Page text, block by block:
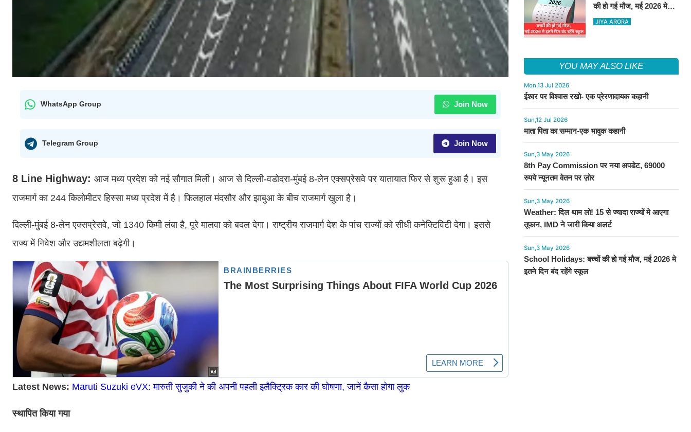
WhatsApp Group Join Now
Telegram Group Join Now
8 Line Highway: आज मध्य प्रदेश को नई सौगात मिली। आज से दिल्ली-वडोदरा-मुंबई 8-लेन एक्सप्रेसवे पर यातायात फिर से शुरू हुआ है। इस
राजमार्ग का 244 किलोमीटर हिस्सा मध्य प्रदेश में है। फिलहाल मंदसौर और झाबुआ के बीच राजमार्ग खुला है।
दिल्ली-मुंबई 8-लेन एक्सप्रेसवे, जो 1340 किमी लंबा है, पूरे मालवा को बदल देगा। राष्ट्रीय राजमार्ग देश के पांच राज्यों को सीधी कनेक्टिविटी देगा। इससे
राज्य में निवेश और उद्यमशीलता बढ़ेगी।
Latest News: Maruti Suzuki eVX: मारुती सुजुकी ने की अपनी पहली इलैक्ट्रिक कार की घोषणा, जानें कैसा होगा लुक
स्थापित किया गया
की हो गई मौज, मई 2026 मे
इतने दिन बंद रहेंगे स्कूल
JIYA ARORA
YOU MAY ALSO LIKE
Mon,13 Jul 2026
ईश्वर पर विश्वास रखो- एक प्रेरणादायक कहानी
Sun,12 Jul 2026
माता पिता का सम्मान-एक भावुक कहानी
Sun,3 May 2026
8th Pay Commission पर नया अपडेट, 69000
रुपये न्यूनतम वेतन पर ज़ोर
Sun,3 May 2026
Weather: दिल थाम लो! 15 से ज्यादा राज्यों मे आएगा
तूफान, IMD ने जारी किया अलर्ट
Sun,3 May 2026
School Holidays: बच्चों की हो गई मौज, मई 2026 मे
इतने दिन बंद रहेंगे स्कूल